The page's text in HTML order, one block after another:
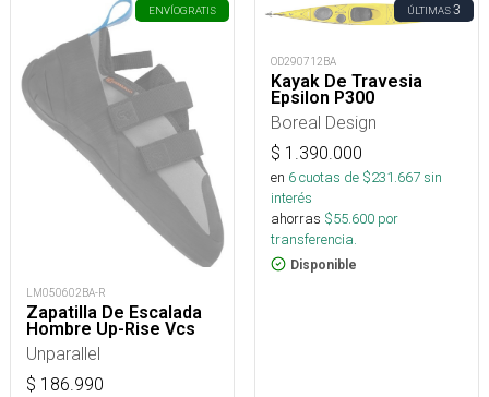
ENVÍOGRATIS
LM050602BA-R
Zapatilla De Escalada
Hombre Up-Rise Vcs
Unparallel
$ 186.990
ÚLTIMAS3
OD290712BA
Kayak De Travesia
Epsilon P300
Boreal Design
$ 1.390.000
en 6cuotas de $231.667sin
interés
ahorras $55.600 por
transferencia.
Disponible